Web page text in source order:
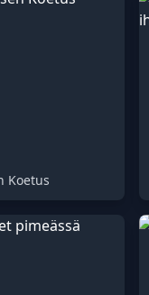
Koetus